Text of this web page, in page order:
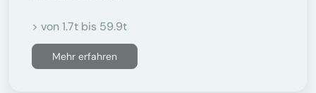
> von 1.7t bis 59.9t
Mehr erfahren